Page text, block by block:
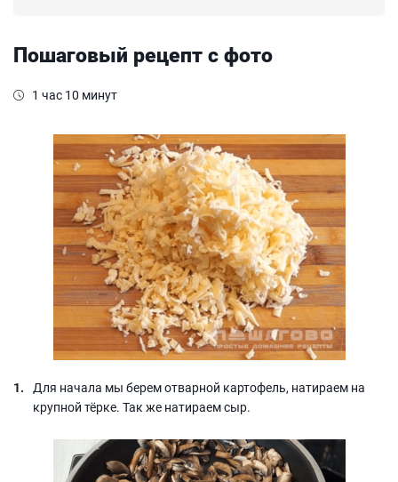
Пошаговый рецепт с фото
1 час 10 минут
Для начала мы берем отварной картофель, натираем на
крупной тёрке. Так же натираем сыр.